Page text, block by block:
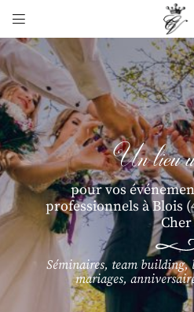

41000 Blois
06 32 15 37 08
Adresse email de réception
En cochant cette case, vous consentez à
l'adresse email indiqué ci-dessus. Vous
utilisantle formulaire de désinscription
Un lieu
pour vos
professionnels à Blois
Cher
Séminaires, team building,
mariages,